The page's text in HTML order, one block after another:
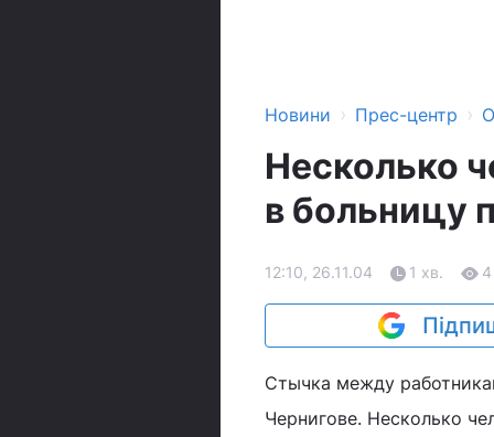
Новини › Прес-центр ›
Несколько
в больницу
12:10, 26.11.04 1 хв. 4
Стычка между
Чернигове. Несколько